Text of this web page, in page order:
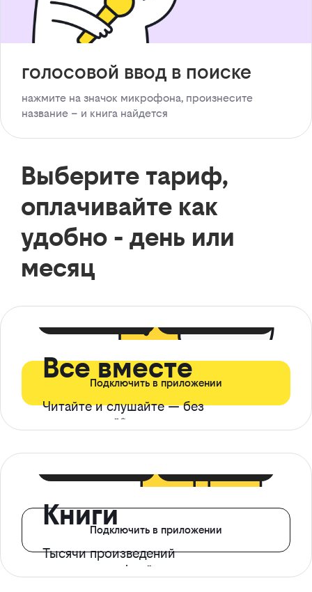
голосовой ввод в поиске
нажмите на значок микрофона, произнесите
название – и книга найдется
Выберите тариф,
оплачивайте как
удобно - день или
месяц
Все вместе
Читайте и слушайте — без
ограничений*
Подключить в приложении
Книги
Тысячи произведений
с доступом офлайн
Подключить в приложении